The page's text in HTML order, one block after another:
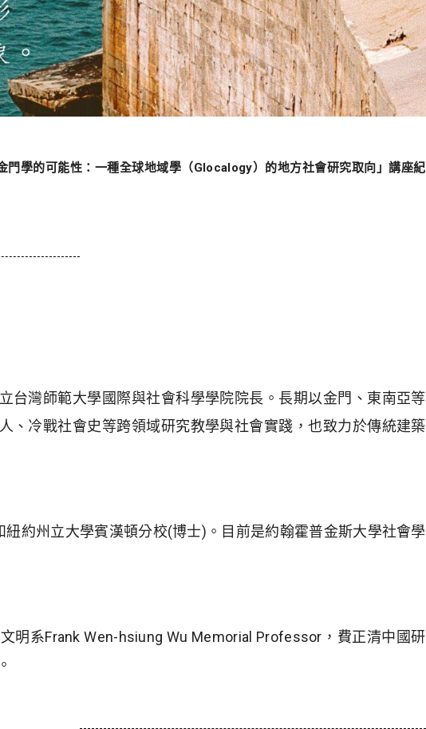
學的可能性：一種全球地域學（Glocalogy）的地方社會研究取向」講座紀
台灣師範大學國際與社會科學學院院長。長期以金門、東南亞等
、冷戰社會史等跨領域研究教學與社會實踐，也致力於傳統建築
約州立大學賓漢頓分校(博士)。目前是約翰霍普金斯大學社會學
明系Frank Wen-hsiung Wu Memorial Professor，費正清中國研